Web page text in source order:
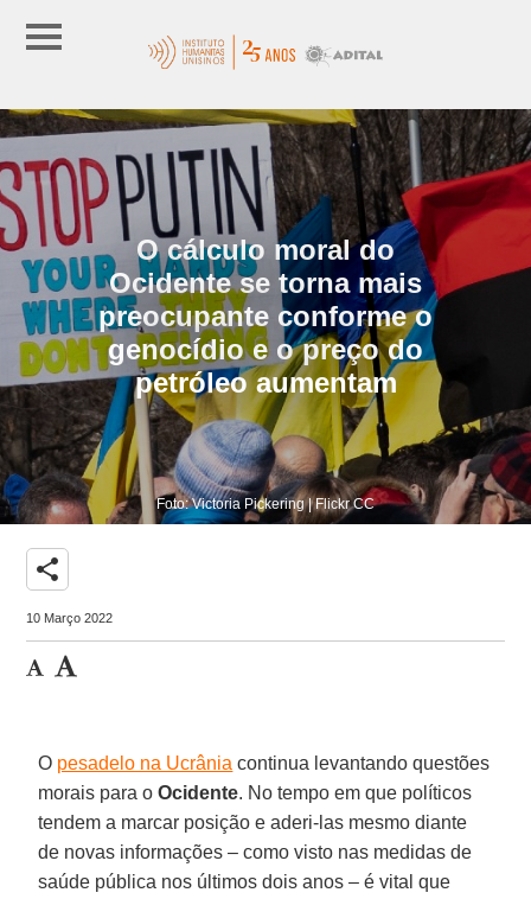
O cálculo moral do
Ocidente se torna mais
preocupante conforme o
genocídio e o preço do
petróleo aumentam
Foto: Victoria Pickering | Flickr CC
share
10 Março 2022
O pesadelo na Ucrânia continua levantando questões
morais para oOcidente. No tempo em que políticos
tendem a marcar posição e aderi-las mesmo diante
de novas informações – como visto nas medidas de
saúde pública nos últimos dois anos – é vital que